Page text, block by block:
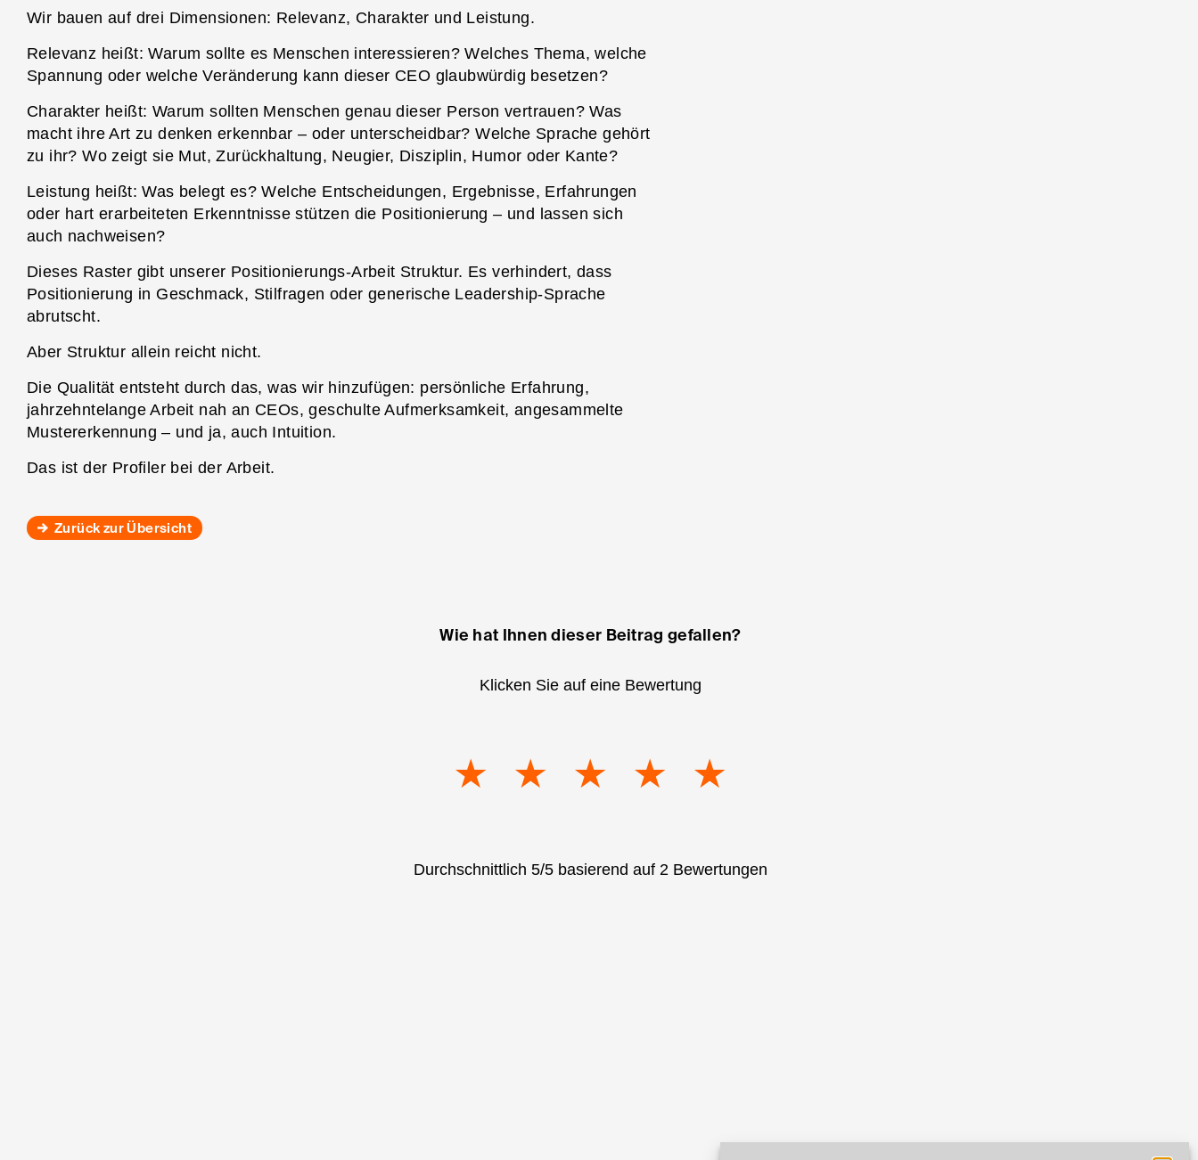
Wir bauen auf drei Dimensionen: Relevanz, Charakter und Leistung.
Relevanz heißt: Warum sollte es Menschen interessieren? Welches Thema, welche
Spannung oder welche Veränderung kann dieser CEO glaubwürdig besetzen?
Charakter heißt: Warum sollten Menschen genau dieser Person vertrauen? Was
macht ihre Art zu denken erkennbar – oder unterscheidbar? Welche Sprache gehört
zu ihr? Wo zeigt sie Mut, Zurückhaltung, Neugier, Disziplin, Humor oder Kante?
Leistung heißt: Was belegt es? Welche Entscheidungen, Ergebnisse, Erfahrungen
oder hart erarbeiteten Erkenntnisse stützen die Positionierung – und lassen sich
auch nachweisen?
Dieses Raster gibt unserer Positionierungs-Arbeit Struktur. Es verhindert, dass
Positionierung in Geschmack, Stilfragen oder generische Leadership-Sprache
abrutscht.
Aber Struktur allein reicht nicht.
Die Qualität entsteht durch das, was wir hinzufügen: persönliche Erfahrung,
jahrzehntelange Arbeit nah an CEOs, geschulte Aufmerksamkeit, angesammelte
Mustererkennung – und ja, auch Intuition.
Das ist der Profiler bei der Arbeit.
Zurück zur Übersicht
Wie hat Ihnen dieser Beitrag gefallen?
Klicken Sie auf eine Bewertung
★ ★ ★ ★ ★
Durchschnittlich 5/5 basierend auf 2 Bewertungen